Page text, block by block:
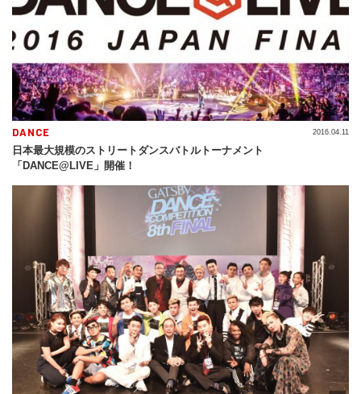
DANCE
日本最大規模のストリートダンスバトルトーナメント
「DANCE@LIVE」開催！
2016.04.11